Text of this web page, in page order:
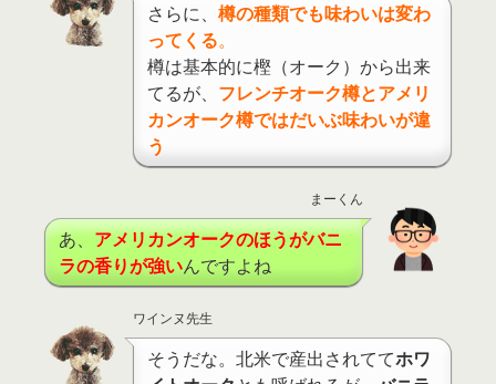
さらに、 樽の種類でも味わいは変わ
ってくる。
樽は基本的に樫（オーク）から出来
てるが、 フレンチオーク樽とアメリ
カンオーク樽ではだいぶ味わいが違
う
まーくん
あ、アメリカンオークのほうがバニ
ラの香りが強いんですよね
ワインヌ先生
そうだな。北米で産出されててホワ